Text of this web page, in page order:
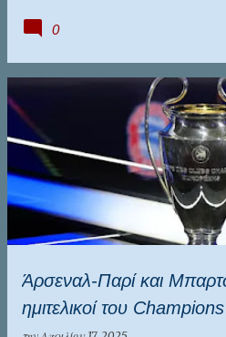
0
Άρσεναλ-Παρί και
ημιτελικοί του